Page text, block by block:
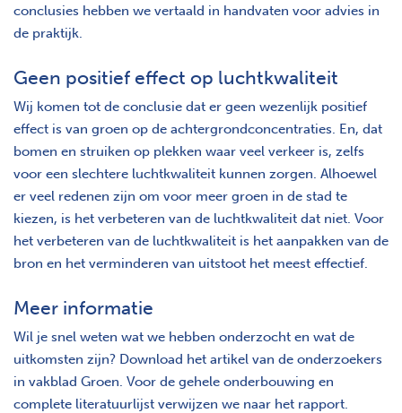
conclusies hebben we vertaald in handvaten voor advies in
de praktijk.
Geen positief effect op luchtkwaliteit
Wij komen tot de conclusie dat er geen wezenlijk positief
effect is van groen op de achtergrondconcentraties. En, dat
bomen en struiken op plekken waar veel verkeer is, zelfs
voor een slechtere luchtkwaliteit kunnen zorgen. Alhoewel
er veel redenen zijn om voor meer groen in de stad te
kiezen, is het verbeteren van de luchtkwaliteit dat niet. Voor
het verbeteren van de luchtkwaliteit is het aanpakken van de
bron en het verminderen van uitstoot het meest effectief.
Meer informatie
Wil je snel weten wat we hebben onderzocht en wat de
uitkomsten zijn? Download het artikel van de onderzoekers
in vakblad Groen. Voor de gehele onderbouwing en
complete literatuurlijst verwijzen we naar het rapport.